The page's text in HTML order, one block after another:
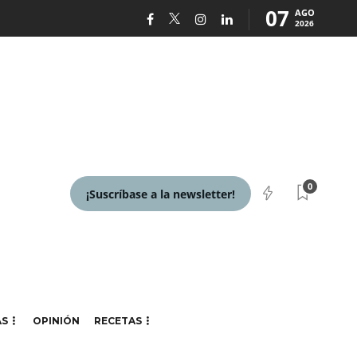
07 AGO
2026
¡Suscríbase a la newsletter!
0
OPINIÓN RECETAS